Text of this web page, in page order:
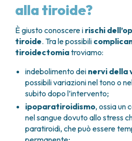
alla tiroide?
È giusto conoscere i rischi
tiroide. Tra le possibili
tiroidectomiatroviamo:
indebolimento dei nervi della
possibili variazioni nel tono o
subito dopo l’intervento;
ipoparatiroidismo, ossia un
nel sangue dovuto allo stress
paratiroidi, che può essere